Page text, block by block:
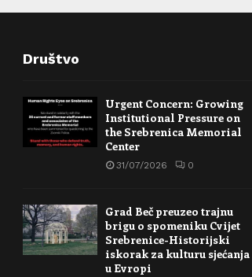
Društvo
Urgent Concern: Growing
Institutional Pressure on
the Srebrenica Memorial
Center
31/07/2026 0
Grad Beč preuzeo trajnu
brigu o spomeniku Cvijet
Srebrenice-Historijski
iskorak za kulturu sjećanja
u Evropi